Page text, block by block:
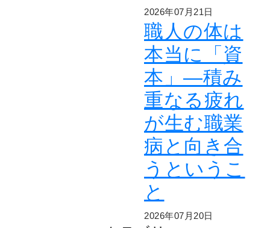
2026年07月21日
職人の体は
本当に「資
本」―積み
重なる疲れ
が生む職業
病と向き合
うというこ
と
2026年07月20日